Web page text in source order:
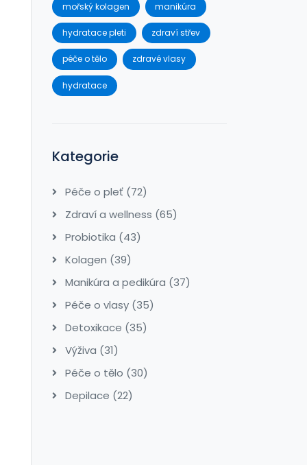
mořský kolagen manikúra
hydratace pleti zdraví střev
péče o tělo zdravé vlasy
hydratace
Kategorie
Péče o pleť (72)
Zdraví a wellness (65)
Probiotika (43)
Kolagen (39)
Manikúra a pedikúra (37)
Péče o vlasy (35)
Detoxikace (35)
Výživa (31)
Péče o tělo (30)
Depilace (22)